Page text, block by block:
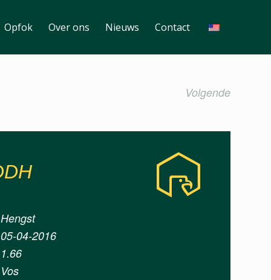
Opfok Over ons Nieuws Contact
Volgende
Hengst
05-04-2016
1.66
Vos